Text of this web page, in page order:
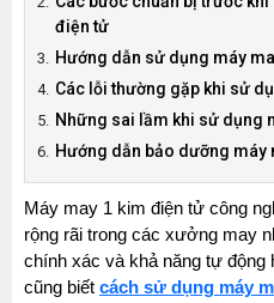
điện tử
Hướng dẫn sử dụng máy
Các lỗi thường gặp khi sử
Những sai lầm khi sử dụng
Hướng dẫn bảo dưỡng máy
Máy may 1 kim điện tử công
rộng rãi trong các xưởng may
chính xác và khả năng tự động
cũng biết cách sử dụng máy